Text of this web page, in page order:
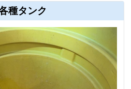
種タンク